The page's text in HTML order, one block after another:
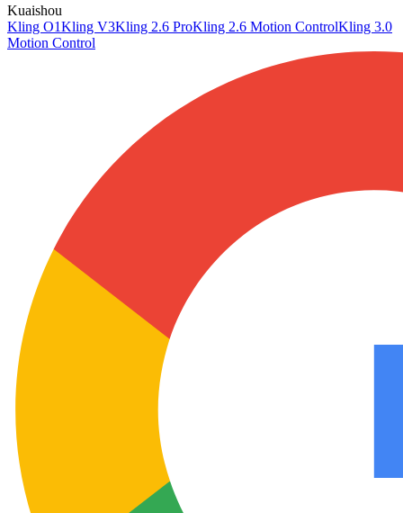
Kuaishou
Kling O1Kling V3Kling 2.6 ProKling 2.6 Motion ControlKling 3.0
Motion Control